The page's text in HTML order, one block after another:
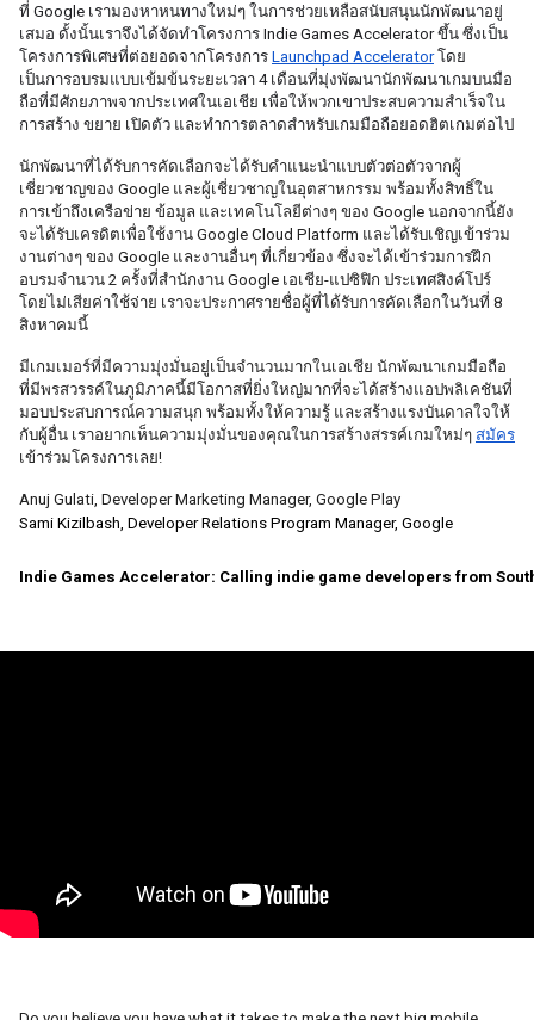
ที่ Google เรามองหาหนทางใหม่ๆ ในการช่วยเหลือสนับสนุนนักพัฒนาอยู่
เสมอ ดั้งนั้นเราจึงได้จัดทำโครงการ Indie Games Accelerator ขึ้น ซึ่งเป็น
โครงการพิเศษที่ต่อยอดจากโครงการ Launchpad Accelerator โดย
เป็นการอบรมแบบเข้มข้นระยะเวลา 4 เดือนที่มุ่งพัฒนานักพัฒนาเกมบนมือ
ถือที่มีศักยภาพจากประเทศในเอเชีย เพื่อให้พวกเขาประสบความสำเร็จใน
การสร้าง ขยาย เปิดตัว และทำการตลาดสำหรับเกมมือถือยอดฮิตเกมต่อไป
นักพัฒนาที่ได้รับการคัดเลือกจะได้รับคำแนะนำแบบตัวต่อตัวจากผู้
เชี่ยวชาญของ Google และผู้เชี่ยวชาญในอุตสาหกรรม พร้อมทั้งสิทธิ์ใน
การเข้าถึงเครือข่าย ข้อมูล และเทคโนโลยีต่างๆ ของ Google นอกจากนี้ยัง
จะได้รับเครดิตเพื่อใช้งาน Google Cloud Platform และได้รับเชิญเข้าร่วม
งานต่างๆ ของ Google และงานอื่นๆ ที่เกี่ยวข้อง ซึ่งจะได้เข้าร่วมการฝึก
อบรมจำนวน 2 ครั้งที่สำนักงาน Google เอเชีย-แปซิฟิก ประเทศสิงค์โปร์
โดยไม่เสียค่าใช้จ่าย เราจะประกาศรายชื่อผู้ที่ได้รับการคัดเลือกในวันที่ 8
สิงหาคมนี้
มีเกมเมอร์ที่มีความมุ่งมั่นอยู่เป็นจำนวนมากในเอเชีย นักพัฒนาเกมมือถือ
ที่มีพรสวรรค์ในภูมิภาคนี้มีโอกาสที่ยิ่งใหญ่มากที่จะได้สร้างแอปพลิเคชันที่
มอบประสบการณ์ความสนุก พร้อมทั้งให้ความรู้ และสร้างแรงบันดาลใจให้
กับผู้อื่น เราอยากเห็นความมุ่งมั่นของคุณในการสร้างสรรค์เกมใหม่ๆ สมัคร
เข้าร่วมโครงการเลย!
Anuj Gulati, Developer Marketing Manager, Google Play
Sami Kizilbash, Developer Relations Program Manager, Google
Indie Games Accelerator: Calling indie game developers from